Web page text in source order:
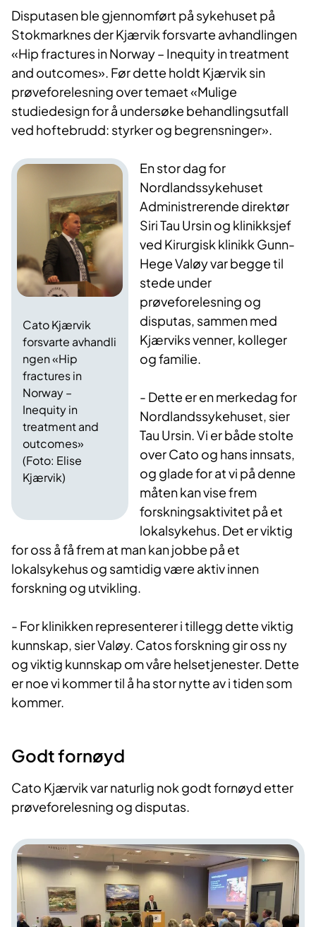
Disputasen ble gjennomført på sykehuset på
Stokmarknes der Kjærvik forsvarte avhandlingen
«Hip fractures in Norway – Inequity in treatment
and outcomes». Før dette holdt Kjærvik sin
prøveforelesning over temaet «Mulige
studiedesign for å undersøke behandlingsutfall
ved hoftebrudd: styrker og begrensninger».
Cato Kjærvik
forsvarte avhandli
ngen «Hip
fractures in
Norway –
Inequity in
treatment and
outcomes»
(Foto: Elise
Kjærvik)
En stor dag​ for
Nordlandssykehuset
Administrerende direktør
Siri Tau Ursin og klinikksjef
ved Kirurgisk klinikk Gunn-
Hege Valøy var begge til
stede under
prøveforelesning og
disputas, sammen med
Kjærviks venner, kolleger
og familie.
- Dette er en merkedag for
Nordlandssykehuset, sier
Tau Ursin. Vi er både stolte
over Cato og hans innsats,
og glade for at vi på denne
måten kan vise frem
forskningsaktivitet på et
lokalsykehus. Det er viktig
for oss å få frem at man kan jobbe på et
lokalsykehus og samtidig være aktiv innen
forskning og utvikling.
- For klinikken representerer i tillegg dette viktig
kunnskap, sier Valøy. Catos forskning gir oss ny
og viktig kunnskap om våre helsetjenester. Dette
er noe vi kommer til å ha stor nytte av i tiden som
kommer.
Godt f​ornøyd
​Cato Kjærvik var naturlig nok godt fornøyd etter
prøveforelesning og disputas.